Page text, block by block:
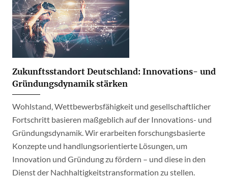
Zukunftsstandort Deutschland: Innovations- und
Gründungsdynamik stärken
Wohlstand, Wettbewerbsfähigkeit und gesellschaftlicher
Fortschritt basieren maßgeblich auf der Innovations- und
Gründungsdynamik. Wir erarbeiten forschungsbasierte
Konzepte und handlungsorientierte Lösungen, um
Innovation und Gründung zu fördern – und diese in den
Dienst der Nachhaltigkeitstransformation zu stellen.